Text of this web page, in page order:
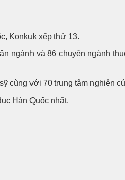
Konkuk xếp thứ 13.
ngành và 86 chuyên ngành
cùng với 70 trung tâm nghiên
Hàn Quốc nhất.